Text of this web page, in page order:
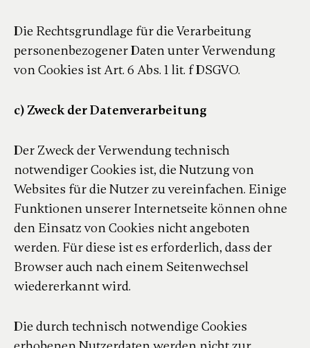
Die Rechtsgrundlage für die Verarbeitung
personenbezogener Daten unter Verwendung
von Cookies ist Art. 6 Abs. 1 lit. f DSGVO.
c) Zweck der Datenverarbeitung
Der Zweck der Verwendung technisch
notwendiger Cookies ist, die Nutzung von
Websites für die Nutzer zu vereinfachen. Einige
Funktionen unserer Internetseite können ohne
den Einsatz von Cookies nicht angeboten
werden. Für diese ist es erforderlich, dass der
Browser auch nach einem Seitenwechsel
wiedererkannt wird.
Die durch technisch notwendige Cookies